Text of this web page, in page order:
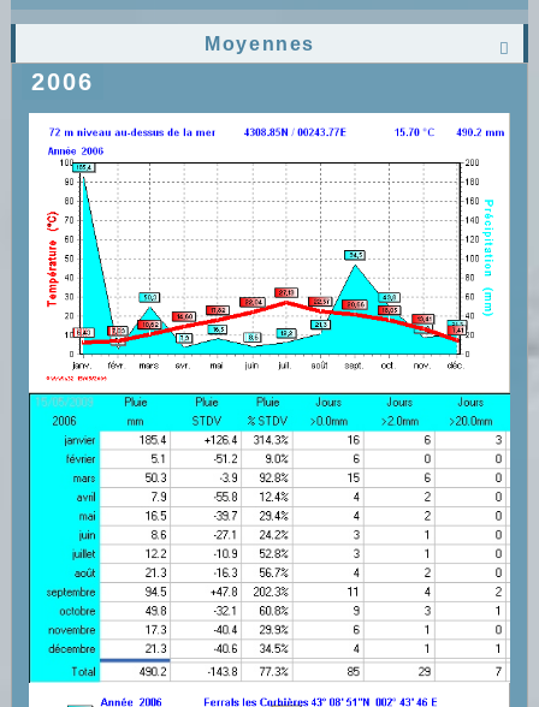

Moyennes
2006